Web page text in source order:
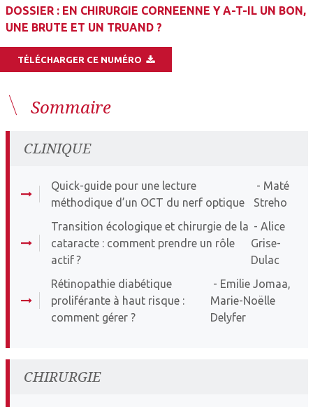
DOSSIER : EN CHIRURGIE CORNEENNE Y A-T-IL UN BON,
UNE BRUTE ET UN TRUAND ?
TÉLÉCHARGER CE NUMÉRO
Sommaire
CLINIQUE
Quick-guide pour une lecture
méthodique d’un OCT du nerf optique
- Maté
Streho
Transition écologique et chirurgie de la
cataracte : comment prendre un rôle
actif ?
- Alice
Grise-
Dulac
Rétinopathie diabétique
proliférante à haut risque :
comment gérer ?
- Emilie Jomaa,
Marie-Noëlle
Delyfer
CHIRURGIE